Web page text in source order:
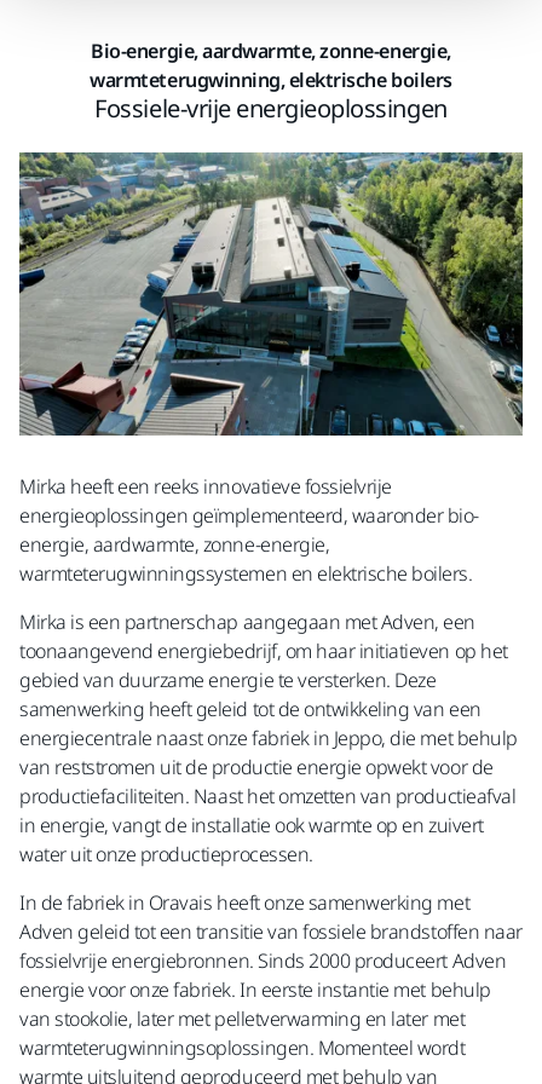
Bio-energie, aardwarmte, zonne-energie,
warmteterugwinning, elektrische boilers
Fossiele-vrije energieoplossingen
Mirka heeft een reeks innovatieve fossielvrije
energieoplossingen geïmplementeerd, waaronder bio-
energie, aardwarmte, zonne-energie,
warmteterugwinningssystemen en elektrische boilers.
Mirka is een partnerschap aangegaan met Adven, een
toonaangevend energiebedrijf, om haar initiatieven op het
gebied van duurzame energie te versterken. Deze
samenwerking heeft geleid tot de ontwikkeling van een
energiecentrale naast onze fabriek in Jeppo, die met behulp
van reststromen uit de productie energie opwekt voor de
productiefaciliteiten. Naast het omzetten van productieafval
in energie, vangt de installatie ook warmte op en zuivert
water uit onze productieprocessen.
In de fabriek in Oravais heeft onze samenwerking met
Adven geleid tot een transitie van fossiele brandstoffen naar
fossielvrije energiebronnen. Sinds 2000 produceert Adven
energie voor onze fabriek. In eerste instantie met behulp
van stookolie, later met pelletverwarming en later met
warmteterugwinningsoplossingen. Momenteel wordt
warmte uitsluitend geproduceerd met behulp van